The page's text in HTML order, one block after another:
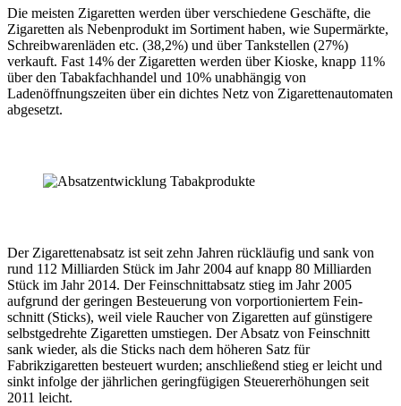
Die meisten Zigaretten werden über verschiedene Geschäfte, die
Zigaretten als Nebenprodukt im Sortiment haben, wie Supermärkte,
Schreibwarenläden etc. (38,2%) und über Tankstellen (27%)
verkauft. Fast 14% der Zigaretten werden über Kioske, knapp 11%
über den Tabakfachhandel und 10% unabhängig von
Ladenöffnungszeiten über ein dichtes Netz von Zigarettenautomaten
abgesetzt.
Der Zigarettenabsatz ist seit zehn Jahren rückläufig und sank von
rund 112 Milliarden Stück im Jahr 2004 auf knapp 80 Milliarden
Stück im Jahr 2014. Der Feinschnittabsatz stieg im Jahr 2005
aufgrund der geringen Besteuerung von vorportioniertem Fein-
schnitt (Sticks), weil viele Raucher von Zigaretten auf günstigere
selbstgedrehte Zigaretten umstiegen. Der Absatz von Feinschnitt
sank wieder, als die Sticks nach dem höheren Satz für
Fabrikzigaretten besteuert wurden; anschließend stieg er leicht und
sinkt infolge der jährlichen geringfügigen Steuererhöhungen seit
2011 leicht.